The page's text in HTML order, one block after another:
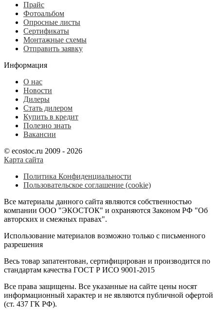
Прайс
Фотоальбом
Опросные листы
Сертификаты
Монтажные схемы
Отправить заявку
Информация
О нас
Новости
Дилеры
Стать дилером
Купить в кредит
Полезно знать
Вакансии
© ecostoc.ru 2009 - 2026
Карта сайта
Политика Конфиденциальности
Пользовательское соглашение (cookie)
Все материалы данного сайта являются собственностью
компании ООО "ЭКОСТОК" и охраняются Законом РФ "Об
авторских и смежных правах".
Использование материалов возможно только с письменного
разрешения
Весь товар запатентован, сертифицирован и производится по
стандартам качества ГОСТ Р ИСО 9001-2015
Все права защищены. Все указанные на сайте цены носят
информационный характер и не являются публичной офертой
(ст. 437 ГК РФ).